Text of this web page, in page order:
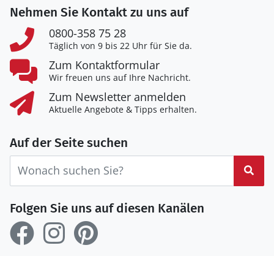
Nehmen Sie Kontakt zu uns auf
0800-358 75 28
Täglich von 9 bis 22 Uhr für Sie da.
Zum Kontaktformular
Wir freuen uns auf Ihre Nachricht.
Zum Newsletter anmelden
Aktuelle Angebote & Tipps erhalten.
Auf der Seite suchen
Folgen Sie uns auf diesen Kanälen